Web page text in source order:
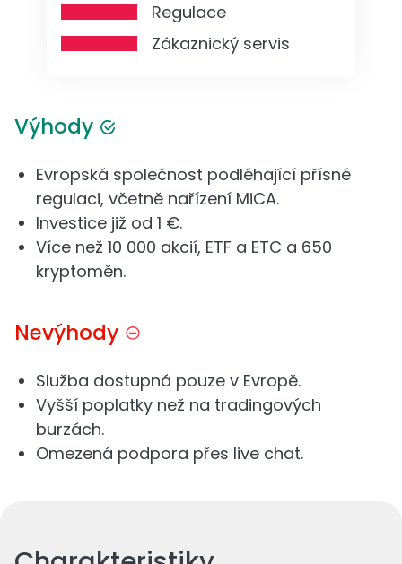
Regulace
Zákaznický servis
Výhody
Evropská společnost podléhající přísné
regulaci, včetně nařízení MiCA.
Investice již od 1 €.
Více než 10 000 akcií, ETF a ETC a 650
kryptoměn.
Nevýhody
Služba dostupná pouze v Evropě.
Vyšší poplatky než na tradingových
burzách.
Omezená podpora přes live chat.